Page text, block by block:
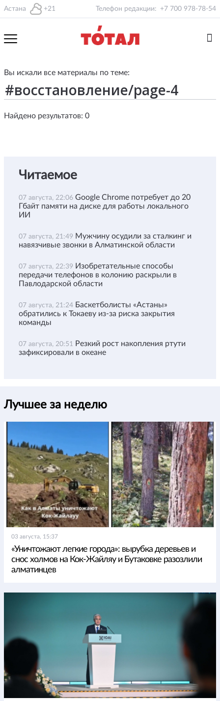
Астана +21 Телефон редакции: +7 700 978-78-54
Вы искали все материалы по теме:
Найдено результатов: 0
Читаемое
07 августа, 22:06 Google Chrome потребует до 20
Гбайт памяти на диске для работы локального
ИИ
07 августа, 21:49 Мужчину осудили за сталкинг и
навязчивые звонки в Алматинской области
07 августа, 22:39 Изобретательные способы
передачи телефонов в колонию раскрыли в
Павлодарской области
07 августа, 21:24 Баскетболисты «Астаны»
обратились к Токаеву из-за риска закрытия
команды
07 августа, 20:51 Резкий рост накопления ртути
зафиксировали в океане
Лучшее за неделю
03 августа, 15:37
«Уничтожают легкие города»: вырубка деревьев и
снос холмов на Кок-Жайляу и Бутаковке разозлили
алматинцев